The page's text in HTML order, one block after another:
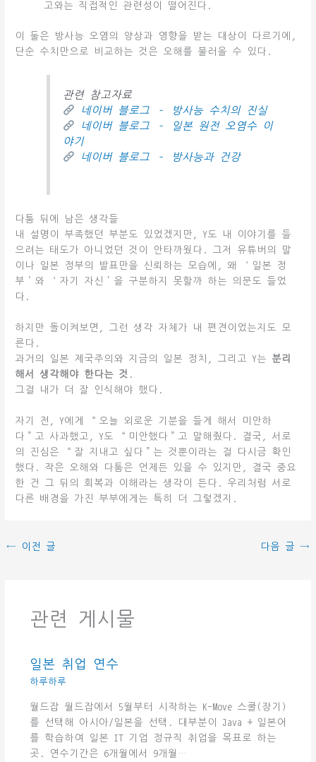
고와는 직접적인 관련성이 떨어진다.
이 둘은 방사능 오염의 양상과 영향을 받는 대상이 다르기에,
단순 수치만으로 비교하는 것은 오해를 불러올 수 있다.
관련 참고자료
네이버 블로그 – 방사능 수치의 진실
네이버 블로그 – 일본 원전 오염수 이
야기
네이버 블로그 – 방사능과 건강
다툼 뒤에 남은 생각들
내 설명이 부족했던 부분도 있었겠지만, Y도 내 이야기를 들
으려는 태도가 아니었던 것이 안타까웠다. 그저 유튜버의 말
이나 일본 정부의 발표만을 신뢰하는 모습에, 왜 ‘일본 정
부’와 ‘자기 자신’을 구분하지 못할까 하는 의문도 들었
다.
하지만 돌이켜보면, 그런 생각 자체가 내 편견이었는지도 모
른다.
과거의 일본 제국주의와 지금의 일본 정치, 그리고 Y는 분리
해서 생각해야 한다는 것
그걸 내가 더 잘 인식해야 했다.
자기 전, Y에게 “오늘 외로운 기분을 들게 해서 미안하
다”고 사과했고, Y도 “미안했다”고 말해줬다. 결국, 서로
의 진심은 “잘 지내고 싶다”는 것뿐이라는 걸 다시금 확인
했다. 작은 오해와 다툼은 언제든 있을 수 있지만, 결국 중요
한 건 그 뒤의 회복과 이해라는 생각이 든다. 우리처럼 서로
다른 배경을 가진 부부에게는 특히 더 그렇겠지.
← 이전 글 다음 글 →
관련 게시물
일본 취업 연수
하루하루
월드잡 월드잡에서 5월부터 시작하는 K-Move 스쿨(장기)
를 선택해 아시아/일본을 선택. 대부분이 Java + 일본어
를 학습하여 일본 IT 기업 정규직 취업을 목표로 하는
곳. 연수기간은 6개월에서 9개월…